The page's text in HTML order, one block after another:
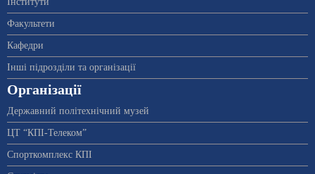
Факультети
Кафедри
Інші підрозділи та організації
Організації
Державний політехнічний музей
ЦТ “КПІ-Телеком”
Спорткомплекс КПІ